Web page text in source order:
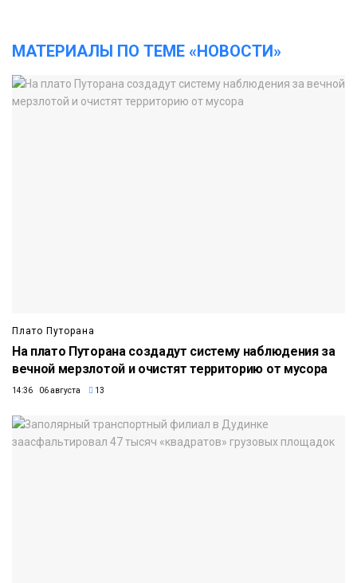
МАТЕРИАЛЫ ПО ТЕМЕ «НОВОСТИ»
Плато Путорана
На плато Путорана создадут систему наблюдения за
вечной мерзлотой и очистят территорию от мусора
14:36 06 августа 13